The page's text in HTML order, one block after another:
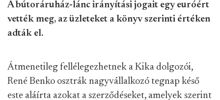
A bútoráruház-lánc irányítási jogait egy euróért
vették meg, az üzleteket a könyv szerinti értéken
adták el.
Átmenetileg fellélegezhetnek a Kika dolgozói,
René Benko osztrák nagyvállalkozó tegnap késő
este aláírta azokat a szerződéseket, amelyek szerint